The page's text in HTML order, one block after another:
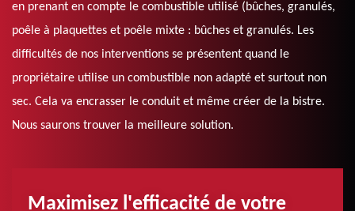
en prenant en compte le combustible utilisé (bûches, granulés,
poêle à plaquettes et poêle mixte : bûches et granulés. Les
difficultés de nos interventions se présentent quand le
propriétaire utilise un combustible non adapté et surtout non
sec. Cela va encrasser le conduit et même créer de la bistre.
Nous saurons trouver la meilleure solution.
Maximisez l'efficacité de votre